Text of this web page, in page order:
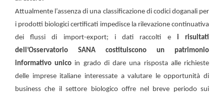
Attualmente l’assenza di una classificazione di codici doganali per
i prodotti biologici certificati impedisce la rilevazione continuativa
dei flussi di import-export; i dati raccolti e i risultati
dell’Osservatorio SANA costituiscono un patrimonio
informativo unico in grado di dare una risposta alle richieste
delle imprese italiane interessate a valutare le opportunità di
business che il settore biologico offre nel breve periodo sui